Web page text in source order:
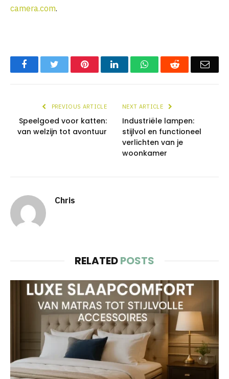
camera.com.
FacebookTwitter PinterestLinkedInWhatsAppReddit
PREVIOUS ARTICLE
Speelgoed voor katten:
van welzijn tot avontuur
NEXT ARTICLE
Industriële lampen:
stijlvol en functioneel
verlichten van je
woonkamer
Chris
RELATEDPOSTS